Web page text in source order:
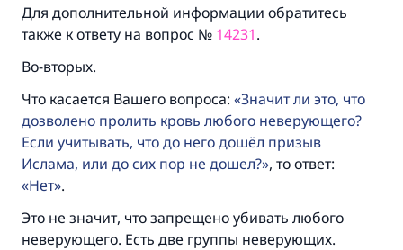
Для дополнительной информации обратитесь
также к ответу на вопрос № 14231.
Во-вторых.
Что касается Вашего вопроса: Значит ли это, что
дозволено пролить кровь любого неверующего?
Если учитывать, что до него дошёл призыв
Ислама, или до сих пор не дошел? , то ответ:
Нет .
Это не значит, что запрещено убивать любого
неверующего. Есть две группы неверующих.